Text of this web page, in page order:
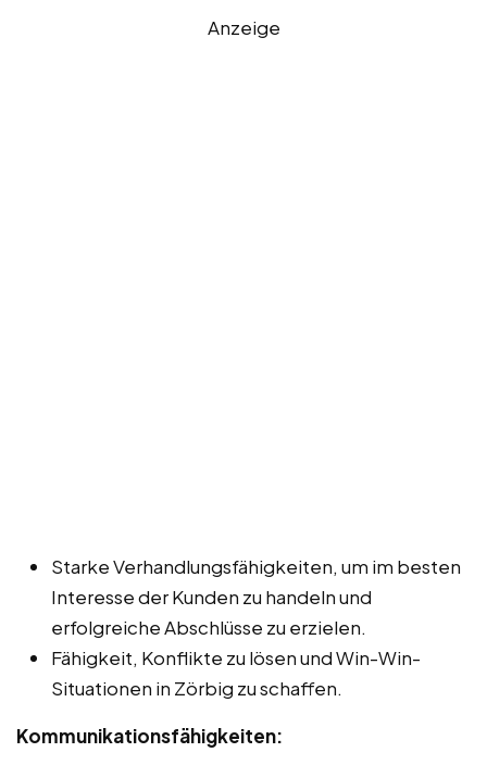
Anzeige
Starke Verhandlungsfähigkeiten, um im besten
Interesse der Kunden zu handeln und
erfolgreiche Abschlüsse zu erzielen.
Fähigkeit, Konflikte zu lösen und Win-Win-
Situationen in Zörbig zu schaffen.
Kommunikationsfähigkeiten: